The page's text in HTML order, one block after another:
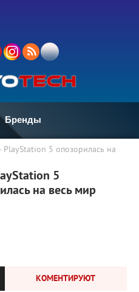
Бренды
PlayStation 5 опозорилась на
5
на весь мир
КОМЕНТИРУЮТ